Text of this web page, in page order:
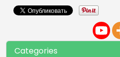
Categories